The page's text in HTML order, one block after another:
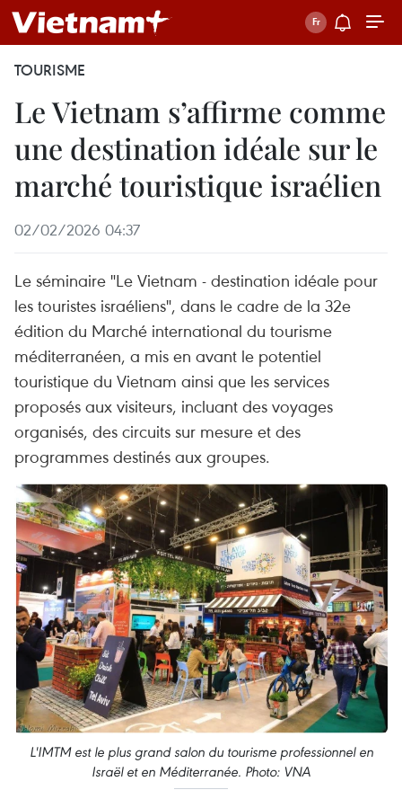
TOURISME
Le Vietnam s’affirme comme
une destination idéale sur le
marché touristique israélien
02/02/2026 04:37
Le séminaire "Le Vietnam - destination idéale pour
les touristes israéliens", dans le cadre de la 32e
édition du Marché international du tourisme
méditerranéen, a mis en avant le potentiel
touristique du Vietnam ainsi que les services
proposés aux visiteurs, incluant des voyages
organisés, des circuits sur mesure et des
programmes destinés aux groupes.
L'IMTM est le plus grand salon du tourisme professionnel en
Israël et en Méditerranée. Photo: VNA